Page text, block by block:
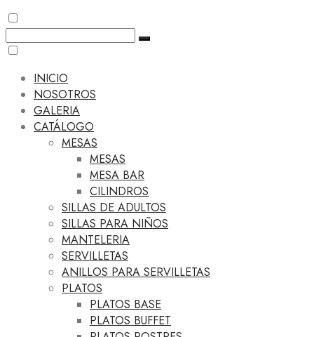
INICIO
NOSOTROS
GALERIA
CATÁLOGO
MESAS
MESAS
MESA BAR
CILINDROS
SILLAS DE ADULTOS
SILLAS PARA NIÑOS
MANTELERIA
SERVILLETAS
ANILLOS PARA SERVILLETAS
PLATOS
PLATOS BASE
PLATOS BUFFET